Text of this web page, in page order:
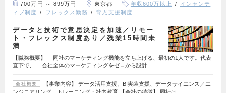
700万円 ～ 899万円 東京都 年収600万以上
インセンテ
ィブ制度
フレックス勤務 育児支援制度
データと技術で意思決定を加速／リモー
ト・フレックス制度あり／残業15時間未
満
【職務概要】 同社のマーケティング機能を立ち上げる、最初の1人です。代表
直下で、 会社全体のマーケティングをゼロから設計…
会社概要
【事業内容】 データ活用支援、BI実装支援、データサイエンス／エ